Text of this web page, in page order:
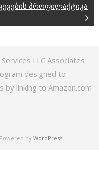
პროფილაქტიკა
LLC Associates
designed to
by linking to Amazon.com
by WordPress.